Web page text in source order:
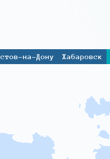
на-Дону Хабаровск